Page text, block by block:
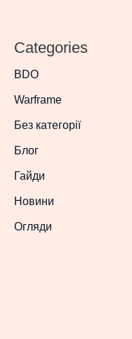
Categories
BDO
Warframe
Без категорії
Блог
Гайди
Новини
Огляди